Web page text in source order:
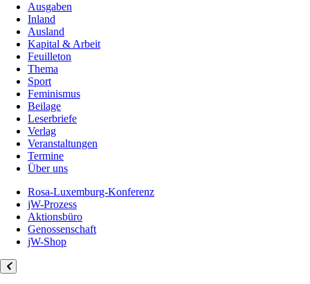
Ausgaben
Inland
Ausland
Kapital & Arbeit
Feuilleton
Thema
Sport
Feminismus
Beilage
Leserbriefe
Verlag
Veranstaltungen
Termine
Über uns
Rosa-Luxemburg-Konferenz
jW-Prozess
Aktionsbüro
Genossenschaft
jW-Shop